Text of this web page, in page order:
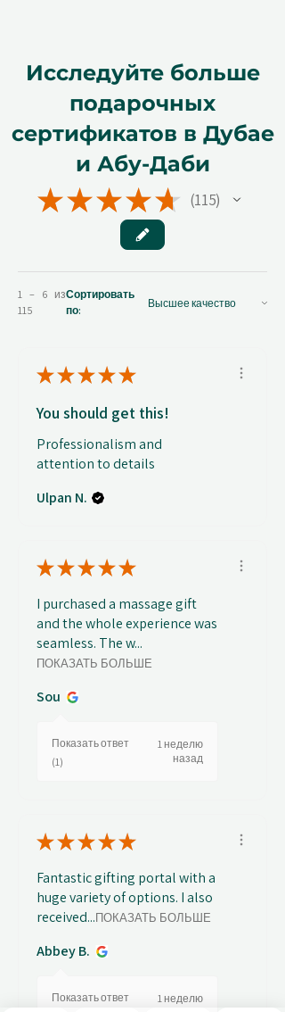
Исследуйте больше
подарочных
сертификатов в Дубае
и Абу-Даби
★★★★★ 115
115
1 – 6 из
115
Сортировать
по:
★★★★★
You should get this!
Professionalism and
attention to details
Ulpan N.
★★★★★
I purchased a massage gift
and the whole experience was
seamless. The w...
ПОКАЗАТЬ БОЛЬШЕ
Sou
Показать ответ
(1)
1 неделю
назад
★★★★★
Fantastic gifting portal with a
huge variety of options. I also
received...ПОКАЗАТЬ БОЛЬШЕ
Abbey B.
Показать ответ
1 неделю